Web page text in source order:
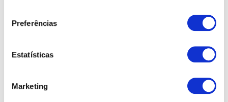
Preferências
Estatísticas
Marketing